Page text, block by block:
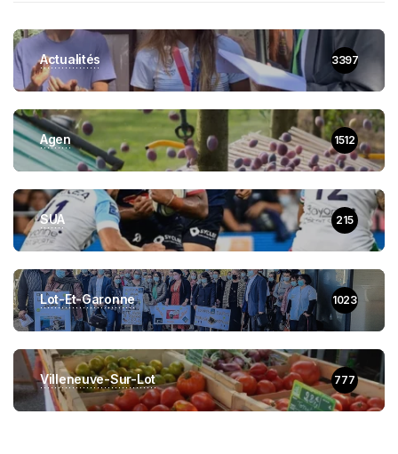
Actualités 3397
Agen 1512
SUA 215
Lot-Et-Garonne 1023
Villeneuve-Sur-Lot 777